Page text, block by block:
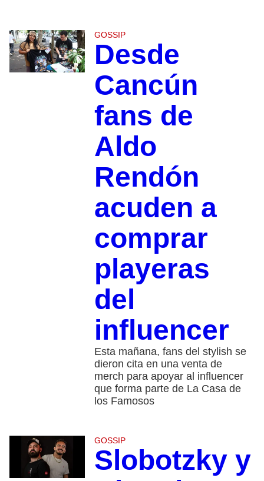
GOSSIP
Desde
Cancún
fans de
Aldo
Rendón
acuden a
comprar
playeras
del
influencer
Esta mañana, fans del stylish se
dieron cita en una venta de
merch para apoyar al influencer
que forma parte de La Casa de
los Famosos
GOSSIP
Slobotzky y